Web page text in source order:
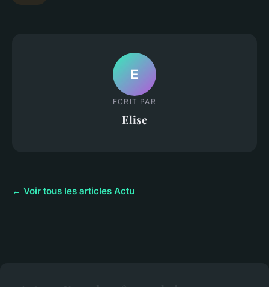
E
ECRIT PAR
Elise
← Voir tous les articles Actu